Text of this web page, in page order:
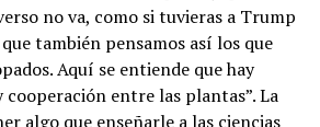
no va, como si tuvieras a Trump
también pensamos así los que
Aquí se entiende que hay
entre las plantas”. La
algo que enseñarle a las ciencias